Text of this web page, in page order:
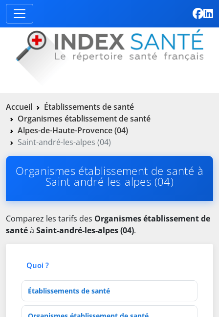
Accueil
Établissements de santé
Organismes établissement de santé
Alpes-de-Haute-Provence (04)
Saint-andré-les-alpes (04)
Organismes établissement de santé à
Saint-andré-les-alpes (04)
Comparez les tarifs des Organismes établissement de
santéà Saint-andré-les-alpes (04).
Quoi ?
Type d'établissement
Activités de soins